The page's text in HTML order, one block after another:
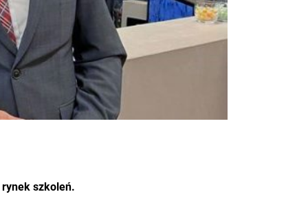
rynek szkoleń.